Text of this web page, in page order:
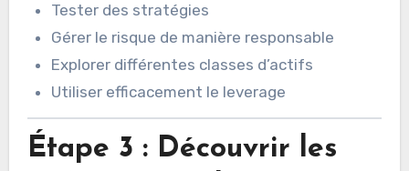
Tester des stratégies
Gérer le risque de manière responsable
Explorer différentes classes d’actifs
Utiliser efficacement le leverage
Étape 3 : Découvrir les